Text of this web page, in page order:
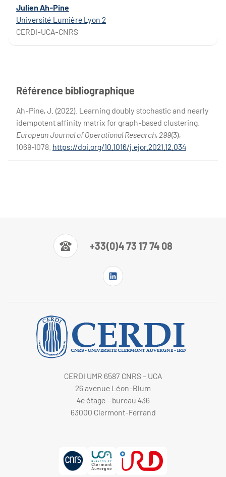
Julien Ah-Pine
Université Lumière Lyon 2
CERDI-UCA-CNRS
Référence bibliographique
Ah-Pine, J. (2022). Learning doubly stochastic and nearly
idempotent affinity matrix for graph-based clustering.
European Journal of Operational Research, 299(3),
1069‑1078. https://doi.org/10.1016/j.ejor.2021.12.034
+33(0)4 73 17 74 08
CERDI UMR 6587 CNRS - UCA
26 avenue Léon-Blum
4e étage - bureau 436
63000 Clermont-Ferrand